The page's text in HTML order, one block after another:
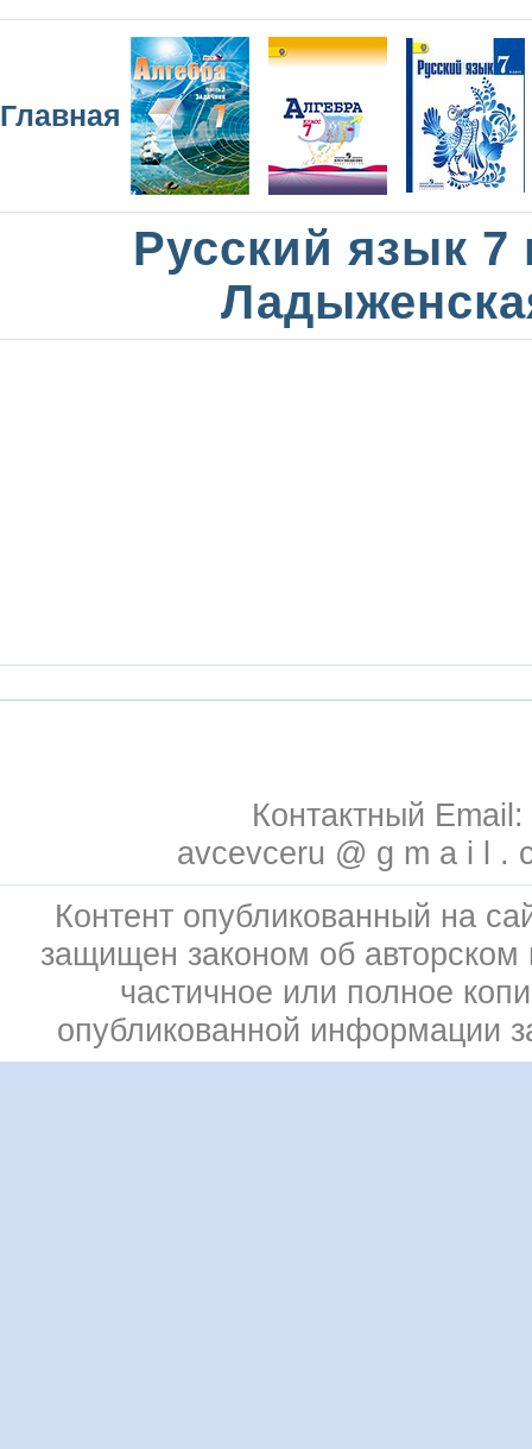
Главная
Русский язык 7
Контактный Email:
avcevceru @ g m a i l .
Контент опубликованный на
защищен законом об
частичное или полное
опубликованной информации